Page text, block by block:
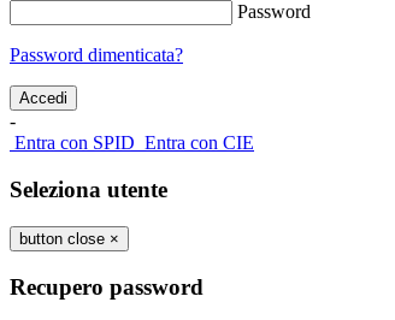
Password
Password dimenticata?
-
Entra con SPID Entra con CIE
Seleziona utente
button close ×
Recupero password